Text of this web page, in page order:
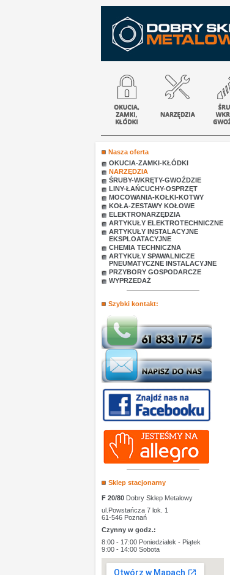
Nasza oferta
OKUCIA-ZAMKI-KŁÓDKI
NARZĘDZIA
ŚRUBY-WKRĘTY-GWOŹDZIE
LINY-ŁAŃCUCHY-OSPRZĘT
MOCOWANIA-KOŁKI-KOTWY
KOŁA-ZESTAWY KOŁOWE
ELEKTRONARZĘDZIA
ARTYKUŁY ELEKTROTECHNICZNE
ARTYKUŁY INSTALACYJNE
EKSPLOATACYJNE
CHEMIA TECHNICZNA
ARTYKUŁY SPAWALNICZE
PNEUMATYCZNE INSTALACYJNE
PRZYBORY GOSPODARCZE
WYPRZEDAŻ
Szybki kontakt:
Sklep stacjonarny
F 20/80 Dobry Sklep Metalowy
ul.Powstańcza 7 lok. 1
61-546 Poznań
Czynny w godz.:
8:00 - 17:00 Poniedziałek - Piątek
9:00 - 14:00 Sobota